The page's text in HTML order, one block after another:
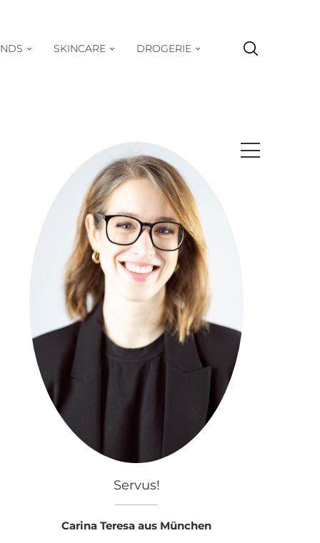
SKINCARE DROGERIE
Servus!
Carina Teresa aus München